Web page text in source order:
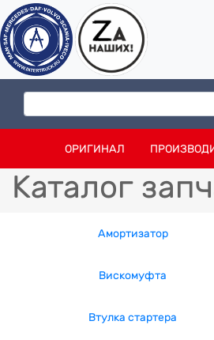
ОРИГИНАЛ
Каталог
Амортизатор
Вискомуфта
Втулка стартера